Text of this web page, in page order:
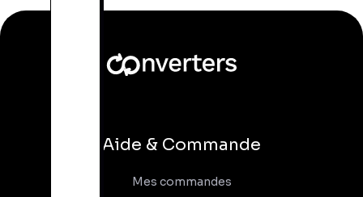
Aide & Commande
Mes commandes